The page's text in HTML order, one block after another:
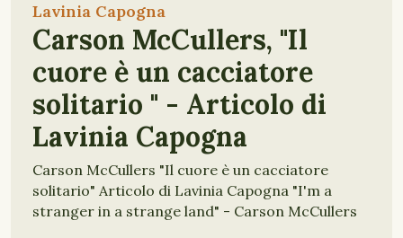
Lavinia Capogna
Carson McCullers, "Il
cuore è un cacciatore
solitario " - Articolo di
Lavinia Capogna
Carson McCullers "Il cuore è un cacciatore
solitario" Articolo di Lavinia Capogna "I'm a
stranger in a strange land" - Carson McCullers